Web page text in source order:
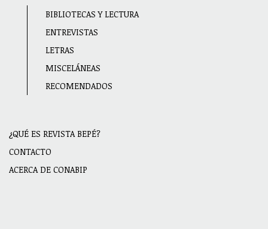
Main
navigation
BIBLIOTECAS Y LECTURA
ENTREVISTAS
LETRAS
MISCELÁNEAS
RECOMENDADOS
Menu
secundario
¿QUÉ ES REVISTA BEPÉ?
CONTACTO
ACERCA DE CONABIP